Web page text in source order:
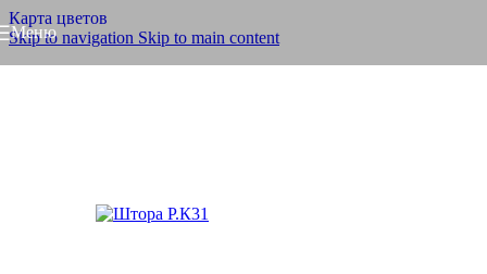
Карта цветов
Skip to navigation Skip to main content
Меню